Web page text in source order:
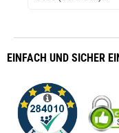
EINFACH UND SICHER